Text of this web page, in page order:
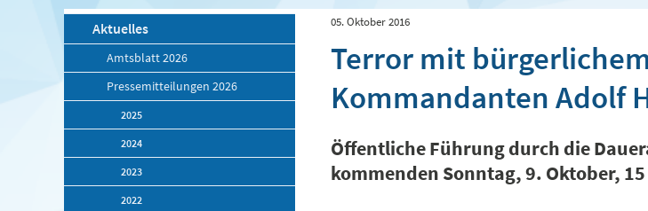
Aktuelles
Amtsblatt 2026
Pressemitteilungen 2026
2025
2024
2023
2022
05. Oktober 2016
Terror mit
Kommandanten Adolf
Öffentliche Führung durch die
kommenden Sonntag, 9. Oktober,